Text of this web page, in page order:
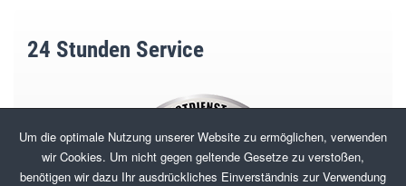
Um die optimale Nutzung unserer Website zu ermöglichen, verwenden
wir Cookies. Um nicht gegen geltende Gesetze zu verstoßen,
benötigen wir dazu Ihr ausdrückliches Einverständnis zur Verwendung
24 Stunden Service